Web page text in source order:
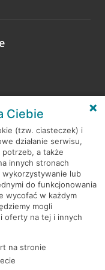
Ciebie
(tzw. ciasteczek) i
działanie serwisu,
a także
innych stronach
lub
do funkcjonowania
wycofać w każdym
mogli
oferty na tej i innych
na stronie